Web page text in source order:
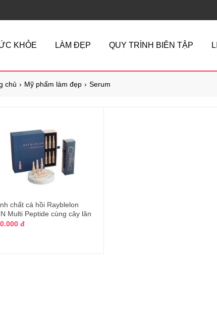
KHỎE LÀM ĐẸP QUY TRÌNH BIÊN TẬP
chủ Mỹ phẩm làm đẹp Serum
chất cá hồi Rayblelon
Multi Peptide cùng cây lăn
đ